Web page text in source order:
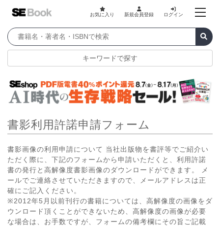
お気に入り 新規会員登録 ログイン
キーワードで探す
書影利用許諾申請フォーム
書影画像の利用申請について 当社出版物を書評等でご紹介い
ただく際に、下記のフォームから申請いただくと、利用許諾
書の発行と高解像度書影画像のダウンロードができます。 メ
ールでご連絡させていただきますので、メールアドレスは正
確にご記入ください。
※2012年5月以前刊行の書籍については、高解像度の画像をダ
ウンロード頂くことができないため、高解像度の画像が必要
な場合は、お手数ですが、フォームの備考欄にその旨ご記載